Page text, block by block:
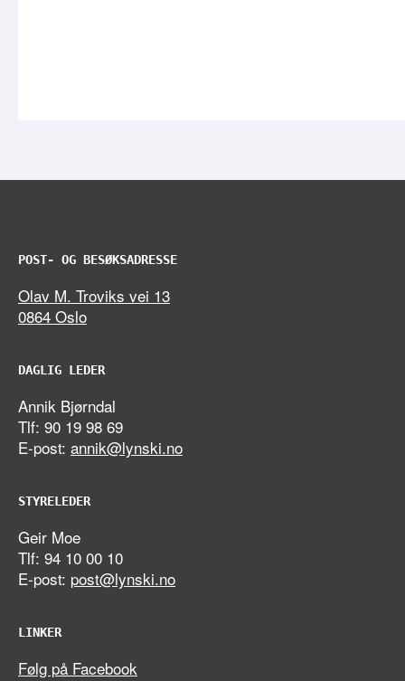
POST- OG BESØKSADRESSE
Olav M. Troviks vei 13
0864 Oslo
DAGLIG LEDER
Annik Bjørndal
Tlf: 90 19 98 69
E-post: annik@lynski.no
STYRELEDER
Geir Moe
Tlf: 94 10 00 10
E-post: post@lynski.no
LINKER
Følg på Facebook